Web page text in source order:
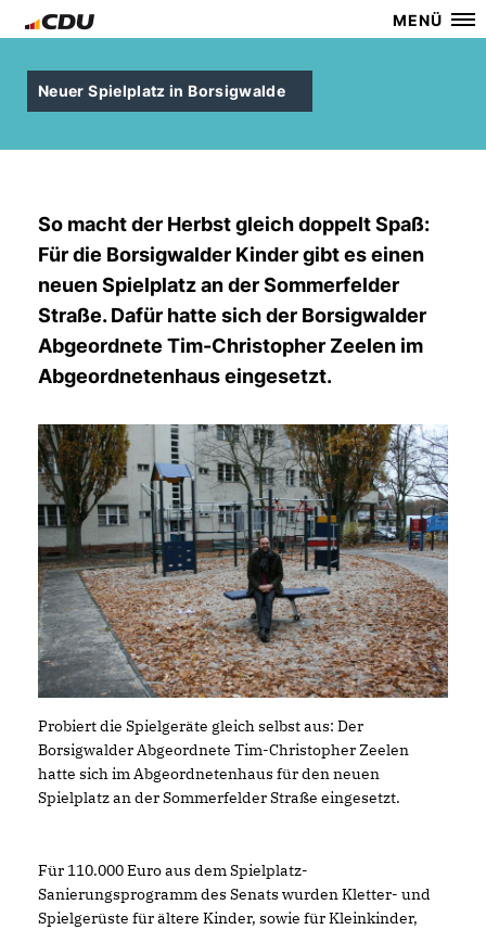
MENÜ
Neuer Spielplatz in Borsigwalde
So macht der Herbst gleich doppelt Spaß:
Für die Borsigwalder Kinder gibt es einen
neuen Spielplatz an der Sommerfelder
Straße. Dafür hatte sich der Borsigwalder
Abgeordnete Tim-Christopher Zeelen im
Abgeordnetenhaus eingesetzt.
Probiert die Spielgeräte gleich selbst aus: Der
Borsigwalder Abgeordnete Tim-Christopher Zeelen
hatte sich im Abgeordnetenhaus für den neuen
Spielplatz an der Sommerfelder Straße eingesetzt.
Für 110.000 Euro aus dem Spielplatz-
Sanierungsprogramm des Senats wurden Kletter- und
Spielgerüste für ältere Kinder, sowie für Kleinkinder,